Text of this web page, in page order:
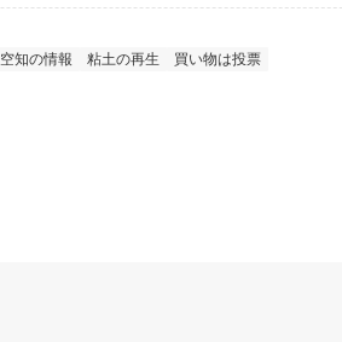
空知の情報 粘土の再生 買い物は投票